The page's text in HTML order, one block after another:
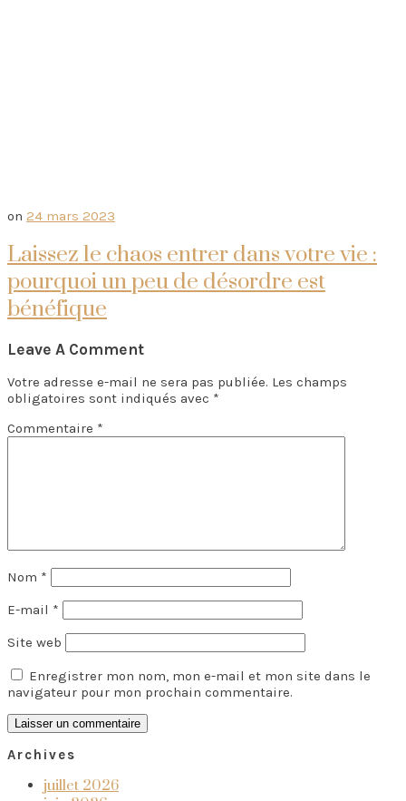
on 24 mars 2023
Laissez le chaos entrer dans votre vie :
pourquoi un peu de désordre est
bénéfique
Leave A Comment
Votre adresse e-mail ne sera pas publiée. Les champs
obligatoires sont indiqués avec *
Commentaire *
Nom *
E-mail *
Site web
Enregistrer mon nom, mon e-mail et mon site dans le
navigateur pour mon prochain commentaire.
Archives
juillet 2026